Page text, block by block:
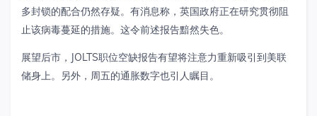
多封锁的配合仍然存疑。有消息称，英国政府正在研究贯彻阻
止该病毒蔓延的措施。这令前述报告黯然失色。
展望后市， JOLTS职位空缺报告有望将注意力重新吸引到美联
储身上。另外，周五的通胀数字也引人瞩目。